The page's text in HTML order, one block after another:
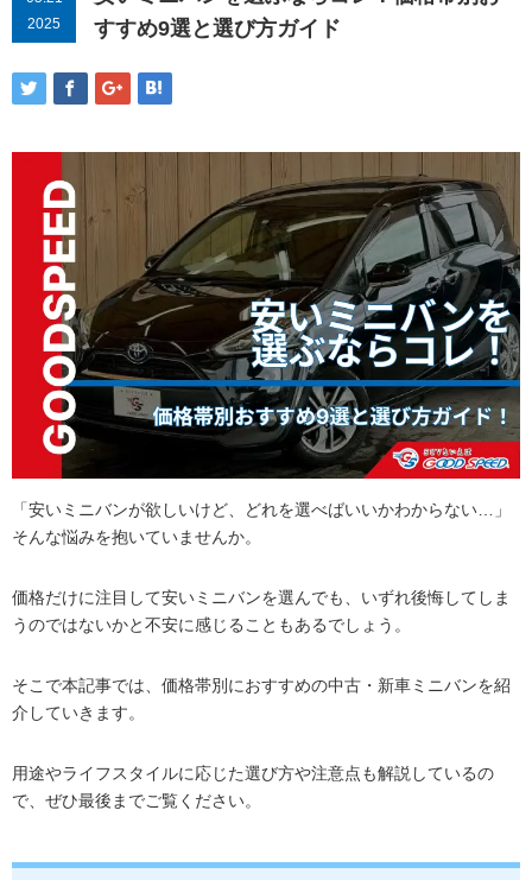
2025
すすめ9選と選び方ガイド
「安いミニバンが欲しいけど、どれを選べばいいかわからない…」
そんな悩みを抱いていませんか。
価格だけに注目して安いミニバンを選んでも、いずれ後悔してしま
うのではないかと不安に感じることもあるでしょう。
そこで本記事では、価格帯別におすすめの中古・新車ミニバンを紹
介していきます。
用途やライフスタイルに応じた選び方や注意点も解説しているの
で、ぜひ最後までご覧ください。